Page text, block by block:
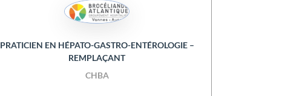
PRATICIEN EN HÉPATO-GASTRO-ENTÉROLOGIE –
REMPLAÇANT
CHBA